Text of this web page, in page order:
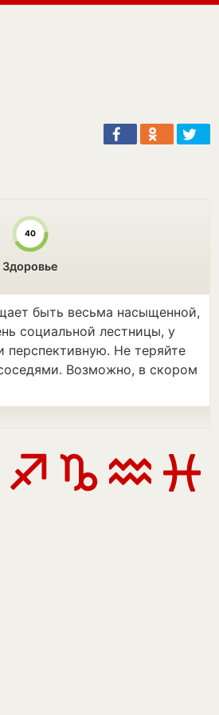
40
Здоровье
быть весьма насыщенной,
социальной лестницы, у
перспективную. Не теряйте
Возможно, в скором